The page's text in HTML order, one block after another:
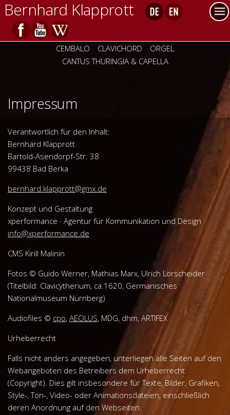
Bernhard Klapprott
CEMBALO CLAVICHORD
ORGEL
CANTUS THURINGIA & CAPELLA
Impressum
Verantwortlich für den Inhalt:
Bernhard Klapprott
Bartold-Asendorpf-Str. 38
99438 Bad Berka
bernhard.klapprott@gmx.de
Konzept und Gestaltung
xperformance · Agentur für Kommunikation und Design
info@xperformance.de
CMS Kirill Malinin
Fotos © Guido Werner, Mathias Marx, Ulrich Lorscheider
(Titelbild: Clavicytherium, ca.1620, Germanisches
Nationalmuseum Nürnberg)
Audiofiles © cpo, AEOLUS, MDG, dhm, ARTIFEX
Urheberrecht
Falls nicht anders angegeben, unterliegen alle Seiten auf den
Webangeboten des Betreibers dem Urheberrecht
(Copyright). Dies gilt insbesondere für Texte, Bilder, Grafiken,
Style-, Ton-, Video- oder Animationsdateien, einschließlich
deren Anordnung auf den Webseiten.